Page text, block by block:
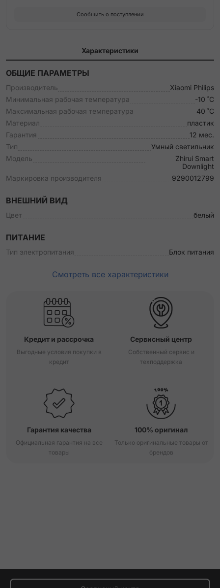
Сообщить о поступлении
Характеристики
ОБЩИЕ ПАРАМЕТРЫ
Производитель
Xiaomi Philips
Минимальная рабочая температура
-10 ˚С
Максимальная рабочая температура
40 ˚С
Материал
пластик
Гарантия
12 мес.
Тип
Умный светильник
Модель
Zhirui Smart
Downlight
Маркировка производителя
9290012799
ВНЕШНИЙ ВИД
Цвет белый
ПИТАНИЕ
Тип электропитания Блок питания
Смотреть все характеристики
Кредит и рассрочка
Выгодные условия покупки в
кредит
Сервисный центр
Собственный сервис и
техподдержка
Гарантия качества
Официальная гарантия на все
товары
100% оригинал
Только оригинальные товары от
брендов